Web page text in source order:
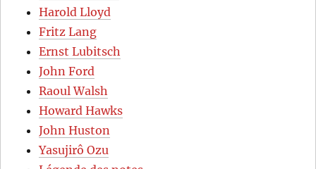
Harold Lloyd
Fritz Lang
Ernst Lubitsch
John Ford
Raoul Walsh
Howard Hawks
John Huston
Yasujirô Ozu